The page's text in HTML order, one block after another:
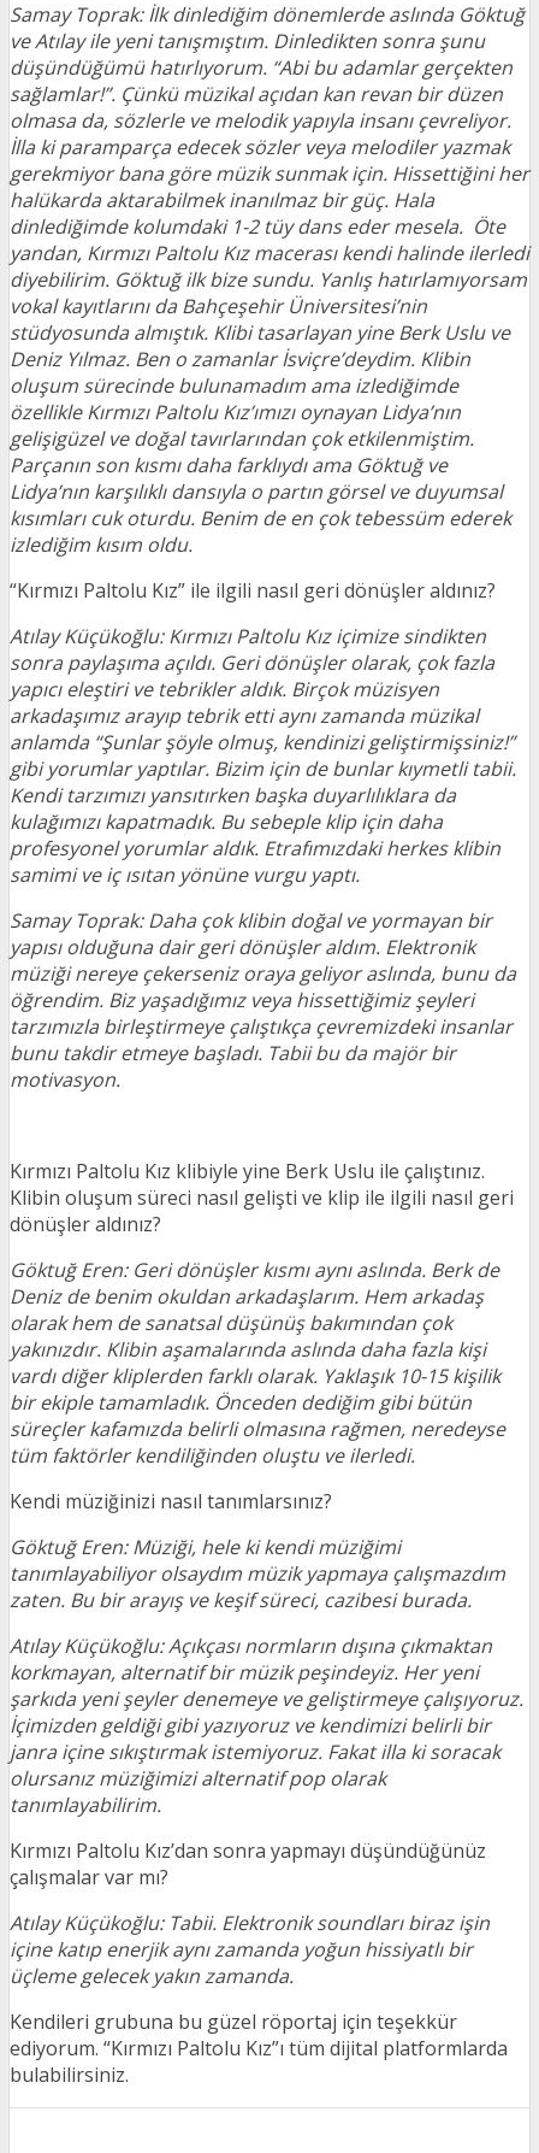
Samay Toprak: İlk dinlediğim dönemlerde aslında Göktuğ
ve Atılay ile yeni tanışmıştım. Dinledikten sonra şunu
düşündüğümü hatırlıyorum. “Abi bu adamlar gerçekten
sağlamlar!”. Çünkü müzikal açıdan kan revan bir düzen
olmasa da, sözlerle ve melodik yapıyla insanı çevreliyor.
İlla ki paramparça edecek sözler veya melodiler yazmak
gerekmiyor bana göre müzik sunmak için. Hissettiğini her
halükarda aktarabilmek inanılmaz bir güç. Hala
dinlediğimde kolumdaki 1-2 tüy dans eder mesela. Öte
yandan, Kırmızı Paltolu Kız macerası kendi halinde ilerledi
diyebilirim. Göktuğ ilk bize sundu. Yanlış hatırlamıyorsam
vokal kayıtlarını da Bahçeşehir Üniversitesi’nin
stüdyosunda almıştık. Klibi tasarlayan yine Berk Uslu ve
Deniz Yılmaz. Ben o zamanlar İsviçre’deydim. Klibin
oluşum sürecinde bulunamadım ama izlediğimde
özellikle Kırmızı Paltolu Kız’ımızı oynayan Lidya’nın
gelişigüzel ve doğal tavırlarından çok etkilenmiştim.
Parçanın son kısmı daha farklıydı ama Göktuğ ve
Lidya’nın karşılıklı dansıyla o partın görsel ve duyumsal
kısımları cuk oturdu. Benim de en çok tebessüm ederek
izlediğim kısım oldu.
“Kırmızı Paltolu Kız” ile ilgili nasıl geri dönüşler aldınız?
Atılay Küçükoğlu: Kırmızı Paltolu Kız içimize sindikten
sonra paylaşıma açıldı. Geri dönüşler olarak, çok fazla
yapıcı eleştiri ve tebrikler aldık. Birçok müzisyen
arkadaşımız arayıp tebrik etti aynı zamanda müzikal
anlamda “Şunlar şöyle olmuş, kendinizi geliştirmişsiniz!”
gibi yorumlar yaptılar. Bizim için de bunlar kıymetli tabii.
Kendi tarzımızı yansıtırken başka duyarlılıklara da
kulağımızı kapatmadık. Bu sebeple klip için daha
profesyonel yorumlar aldık. Etrafımızdaki herkes klibin
samimi ve iç ısıtan yönüne vurgu yaptı.
Samay Toprak: Daha çok klibin doğal ve yormayan bir
yapısı olduğuna dair geri dönüşler aldım. Elektronik
müziği nereye çekerseniz oraya geliyor aslında, bunu da
öğrendim. Biz yaşadığımız veya hissettiğimiz şeyleri
tarzımızla birleştirmeye çalıştıkça çevremizdeki insanlar
bunu takdir etmeye başladı. Tabii bu da majör bir
motivasyon.
Kırmızı Paltolu Kız klibiyle yine Berk Uslu ile çalıştınız.
Klibin oluşum süreci nasıl gelişti ve klip ile ilgili nasıl geri
dönüşler aldınız?
Göktuğ Eren: Geri dönüşler kısmı aynı aslında. Berk de
Deniz de benim okuldan arkadaşlarım. Hem arkadaş
olarak hem de sanatsal düşünüş bakımından çok
yakınızdır. Klibin aşamalarında aslında daha fazla kişi
vardı diğer kliplerden farklı olarak. Yaklaşık 10-15 kişilik
bir ekiple tamamladık. Önceden dediğim gibi bütün
süreçler kafamızda belirli olmasına rağmen, neredeyse
tüm faktörler kendiliğinden oluştu ve ilerledi.
Kendi müziğinizi nasıl tanımlarsınız?
Göktuğ Eren: Müziği, hele ki kendi müziğimi
tanımlayabiliyor olsaydım müzik yapmaya çalışmazdım
zaten. Bu bir arayış ve keşif süreci, cazibesi burada.
Atılay Küçükoğlu: Açıkçası normların dışına çıkmaktan
korkmayan, alternatif bir müzik peşindeyiz. Her yeni
şarkıda yeni şeyler denemeye ve geliştirmeye çalışıyoruz.
İçimizden geldiği gibi yazıyoruz ve kendimizi belirli bir
janra içine sıkıştırmak istemiyoruz. Fakat illa ki soracak
olursanız müziğimizi alternatif pop olarak
tanımlayabilirim.
Kırmızı Paltolu Kız’dan sonra yapmayı düşündüğünüz
çalışmalar var mı?
Atılay Küçükoğlu: Tabii. Elektronik soundları biraz işin
içine katıp enerjik aynı zamanda yoğun hissiyatlı bir
üçleme gelecek yakın zamanda.
Kendileri grubuna bu güzel röportaj için teşekkür
ediyorum. “Kırmızı Paltolu Kız”ı tüm dijital platformlarda
bulabilirsiniz.